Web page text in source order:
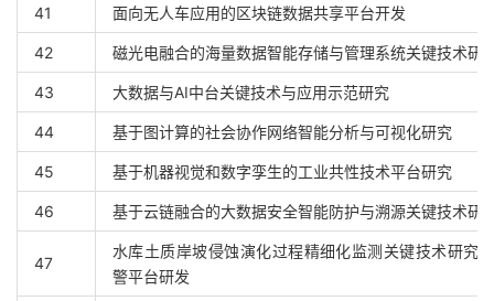
41 面向无人车应用的区块链数据共享平台开发
42 磁光电融合的海量数据智能存储与管理系统关键技术研
43 大数据与AI中台关键技术与应用示范研究
44 基于图计算的社会协作网络智能分析与可视化研究
45 基于机器视觉和数字孪生的工业共性技术平台研究
46 基于云链融合的大数据安全智能防护与溯源关键技术研
47
水库土质岸坡侵蚀演化过程精细化监测关键技术研究
警平台研发